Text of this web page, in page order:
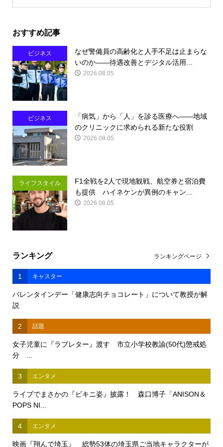
おすすめ記事
ビジネス
なぜ警備員の高齢化と人手不足は止まらな
いのか――待遇改善とデジタル活用...
2026.08.05
ビジネス
「病気」から「人」を診る医療へ――地域
のクリニックに求められる新たな役割
2026.08.05
ライフスタイル
F1全戦を2人で現地観戦、航空券と宿泊費
も提供 ハイネケンが異例のキャン...
2026.08.05
ランキング
1 キャスター
バレンタインデー「健康志向チョコレート」について教授が解
説
2 話題
女子児童に『ラブレター』渡す 市立小学校教諭(50代)懲戒処
分 ...
3 エンタメ
ライブでまさかの『ビキニ姿』披露！ 森口博子「ANISON＆
POPS NI...
4 エンタメ
映画『翔んで埼玉』 総勢53体の埼玉県ご当地キャラクターが
ランキングページ